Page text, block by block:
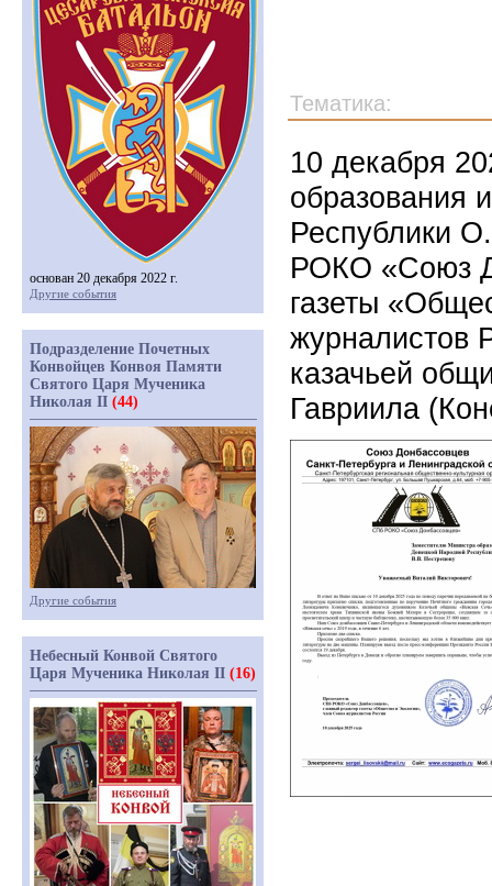
Тематика:
10 декабря
образования
Республики
РОКО «Союз
газеты
журналистов
казачьей
Гавриила
основан 20 декабря 2022 г.
Другие события
Подразделение Почетных
Конвойцев Конвоя Памяти
Святого Царя Мученика
Николая II (44)
Другие события
Небесный Конвой Святого
Царя Мученика Николая II (16)